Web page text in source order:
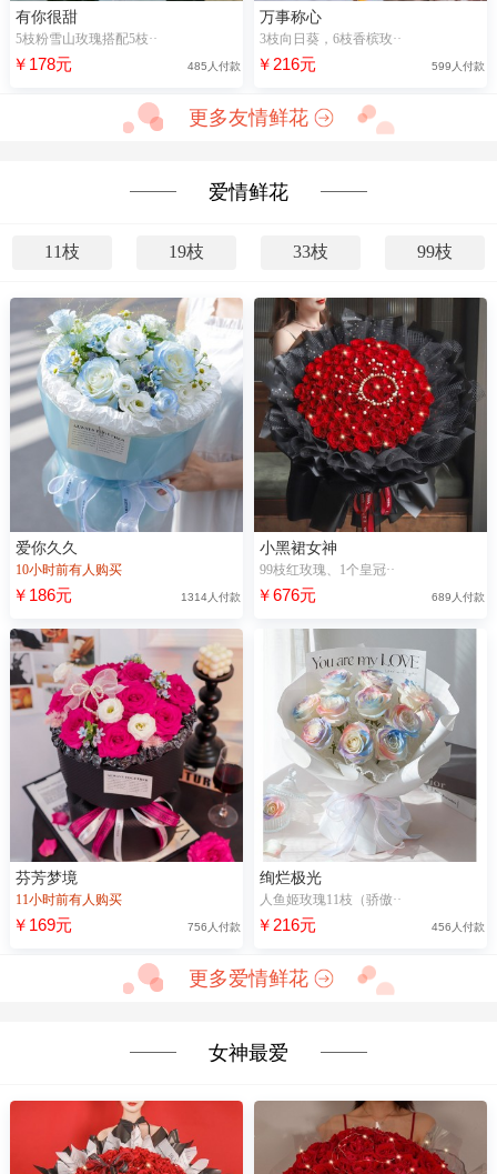
有你很甜
5枝粉雪山玫瑰搭配5枝··
￥178元 485人付款
万事称心
3枝向日葵，6枝香槟玫··
￥216元 599人付款
更多友情鲜花
爱情鲜花
11枝 19枝 33枝 99枝
爱你久久
10小时前有人购买
￥186元 1314人付款
小黑裙女神
99枝红玫瑰、1个皇冠··
￥676元 689人付款
芬芳梦境
11小时前有人购买
￥169元 756人付款
绚烂极光
人鱼姬玫瑰11枝（骄傲··
￥216元 456人付款
更多爱情鲜花
女神最爱